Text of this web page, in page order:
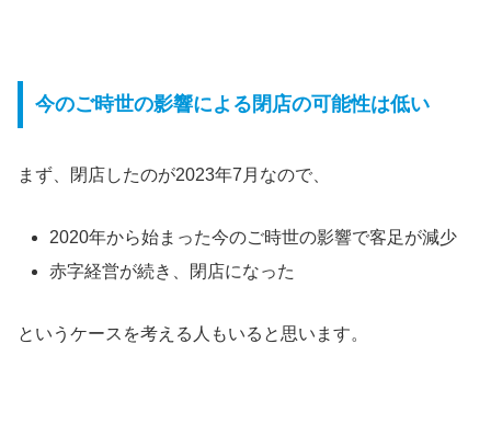
今のご時世の影響による閉店の可能性は低い
まず、閉店したのが2023年7月なので、
2020年から始まった今のご時世の影響で客足が減少
赤字経営が続き、閉店になった
というケースを考える人もいると思います。